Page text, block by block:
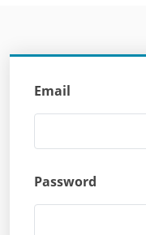
Email
Password